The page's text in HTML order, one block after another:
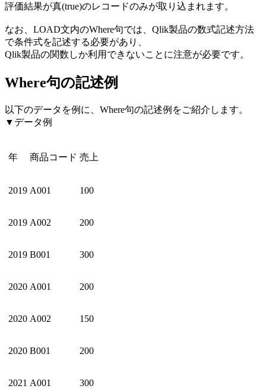
評価結果が真(true)のレコードのみが取り込まれます。
なお、LOAD文内のWhere句では、Qlik製品の数式記述方法
で条件式を記述する必要があり、
Qlik製品の関数しか利用できないことに注意が必要です。
Where句の記述例
以下のデータを例に、Where句の記述例をご紹介します。
▼データ例
年 商品コード 売上
2019 A001 100
2019 A002 200
2019 B001 300
2020 A001 200
2020 A002 150
2020 B001 200
2021 A001 300